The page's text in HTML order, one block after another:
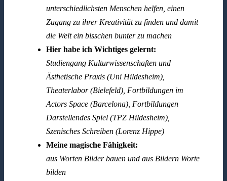
unterschiedlichsten Menschen helfen, einen
Zugang zu ihrer Kreativität zu finden und damit
die Welt ein bisschen bunter zu machen
Hier habe ich Wichtiges gelernt:
Studiengang Kulturwissenschaften und
Ästhetische Praxis (Uni Hildesheim),
Theaterlabor (Bielefeld), Fortbildungen im
Actors Space (Barcelona), Fortbildungen
Darstellendes Spiel (TPZ Hildesheim),
Szenisches Schreiben (Lorenz Hippe)
Meine magische Fähigkeit:
aus Worten Bilder bauen und aus Bildern Worte
bilden